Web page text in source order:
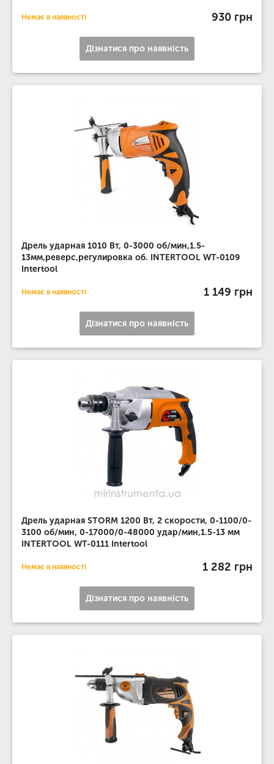
Немає в наявності 930 грн
Дізнатися про наявність
Дрель ударная 1010 Вт, 0-3000 об/мин,1.5-
13мм,реверс,регулировка об. INTERTOOL WT-0109
Intertool
Немає в наявності 1 149 грн
Дізнатися про наявність
Дрель ударная STORM 1200 Вт, 2 скорости, 0-1100/0-
3100 об/мин, 0-17000/0-48000 удар/мин,1.5-13 мм
INTERTOOL WT-0111 Intertool
Немає в наявності 1 282 грн
Дізнатися про наявність